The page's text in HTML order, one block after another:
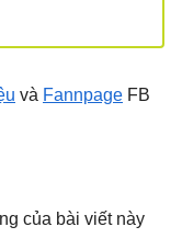
và Fannpage FB
của bài viết này